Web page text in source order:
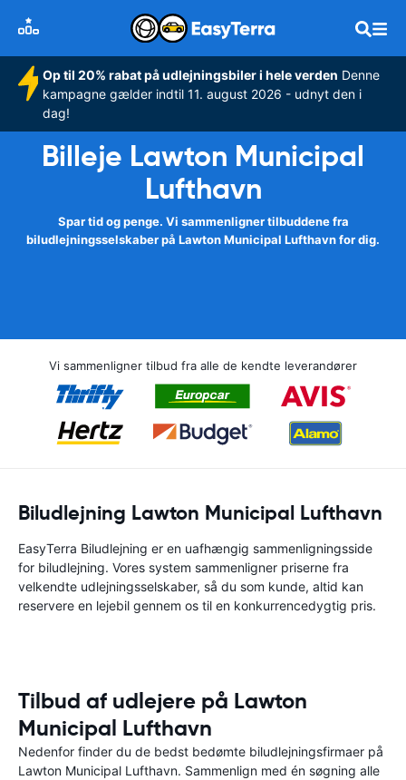
Op til 20% rabat på udlejningsbiler i hele verden Denne
kampagne gælder indtil 11. august 2026 - udnyt den i
dag!
Billeje Lawton Municipal
Lufthavn
Spar tid og penge. Vi sammenligner tilbuddene fra
biludlejningsselskaber på Lawton Municipal Lufthavn for dig.
Vi sammenligner tilbud fra alle de kendte leverandører
Biludlejning Lawton Municipal Lufthavn
EasyTerra Biludlejning er en uafhængig sammenligningsside
for biludlejning. Vores system sammenligner priserne fra
velkendte udlejningsselskaber, så du som kunde, altid kan
reservere en lejebil gennem os til en konkurrencedygtig pris.
Tilbud af udlejere på Lawton
Municipal Lufthavn
Nedenfor finder du de bedst bedømte biludlejningsfirmaer på
Lawton Municipal Lufthavn. Sammenlign med én søgning alle